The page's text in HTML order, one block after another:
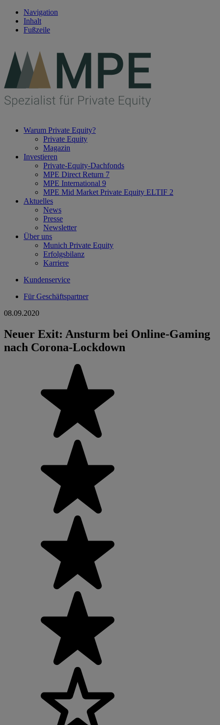
Navigation
Inhalt
Fußzeile
Warum Private Equity?
Private Equity
Magazin
Investieren
Private-Equity-Dachfonds
MPE Direct Return 7
MPE International 9
MPE Mid Market Private Equity ELTIF 2
Aktuelles
News
Presse
Newsletter
Über uns
Munich Private Equity
Erfolgsbilanz
Karriere
Kundenservice
Für Geschäftspartner
08.09.2020
Neuer Exit: Ansturm bei Online-Gaming
nach Corona-Lockdown